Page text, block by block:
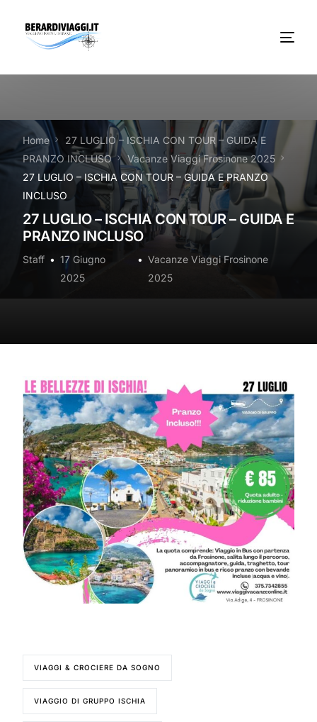
Home
27 LUGLIO – ISCHIA CON TOUR – GUIDA E
PRANZO INCLUSO
Vacanze Viaggi Frosinone 2025
27 LUGLIO – ISCHIA CON TOUR – GUIDA E PRANZO
INCLUSO
27 LUGLIO – ISCHIA CON TOUR – GUIDA E
PRANZO INCLUSO
Staff
17 Giugno
2025
Vacanze Viaggi Frosinone
2025
VIAGGI & CROCIERE DA SOGNO
VIAGGIO DI GRUPPO ISCHIA
Noleggio
Autobus servizi
Vacanze Viaggi Frosinone
Contatti
News